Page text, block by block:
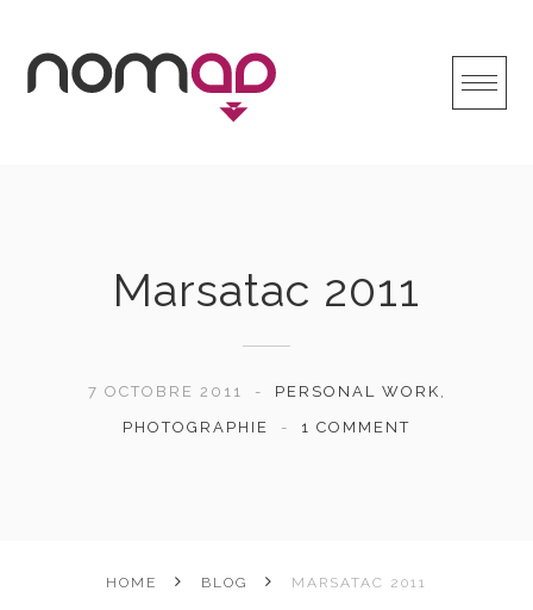
content
Marsatac 2011
7 OCTOBRE 2011 PERSONAL WORK ,
PHOTOGRAPHIE
1 COMMENT
HOME BLOG MARSATAC 2011